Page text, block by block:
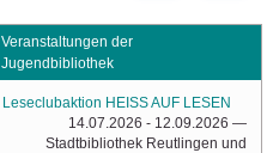
Veranstaltungen der
Jugendbibliothek
Leseclubaktion HEISS AUF LESEN
14.07.2026 - 12.09.2026 —
Stadtbibliothek Reutlingen und